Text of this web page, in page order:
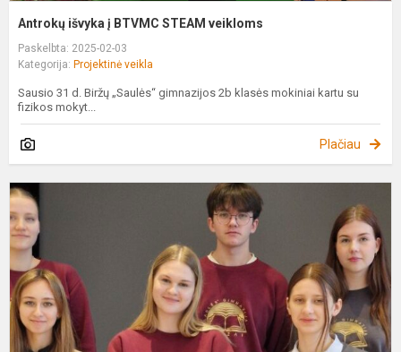
Antrokų išvyka į BTVMC STEAM veikloms
Paskelbta: 2025-02-03
Kategorija: Projektinė veikla
Sausio 31 d. Biržų „Saulės“ gimnazijos 2b klasės mokiniai kartu su
fizikos mokyt...
Plačiau